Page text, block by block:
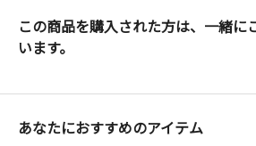
この商品を購入された方は、一緒に
います。
あなたにおすすめのアイテム